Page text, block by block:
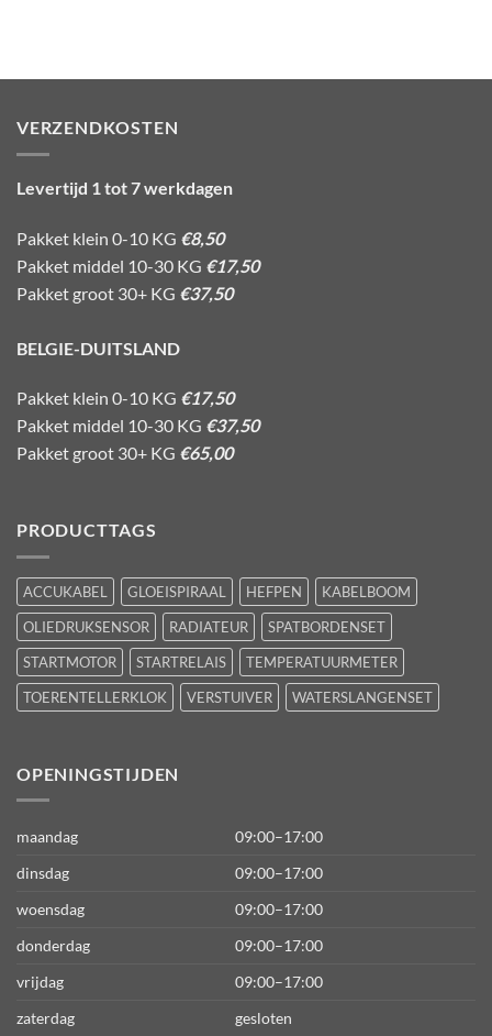
VERZENDKOSTEN
Levertijd 1 tot 7 werkdagen
Pakket klein 0-10 KG €8,50
Pakket middel 10-30 KG €17,50
Pakket groot 30+ KG €37,50
BELGIE-DUITSLAND
Pakket klein 0-10 KG €17,50
Pakket middel 10-30 KG €37,50
Pakket groot 30+ KG €65,00
PRODUCTTAGS
ACCUKABEL GLOEISPIRAAL HEFPEN
KABELBOOM
OLIEDRUKSENSOR
RADIATEUR
SPATBORDENSET
STARTMOTOR
STARTRELAIS
TEMPERATUURMETER
TOERENTELLERKLOK
VERSTUIVER WATERSLANGENSET
OPENINGSTIJDEN
maandag
09:00–17:00
dinsdag
09:00–17:00
woensdag
09:00–17:00
donderdag
09:00–17:00
vrijdag
09:00–17:00
zaterdag
gesloten